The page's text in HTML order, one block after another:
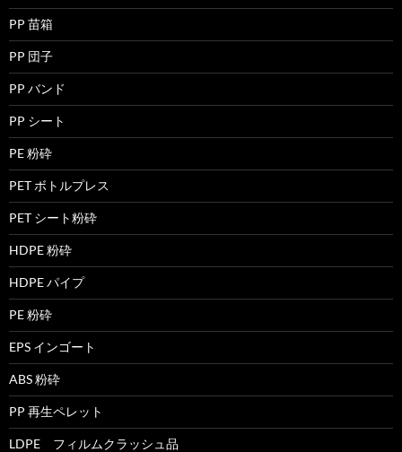
PP 苗箱
PP 団子
PP バンド
PP シート
PE 粉砕
PET ボトルプレス
PET シート粉砕
HDPE 粉砕
HDPE パイプ
PE 粉砕
EPS インゴート
ABS 粉砕
PP 再生ペレット
LDPE フィルムクラッシュ品